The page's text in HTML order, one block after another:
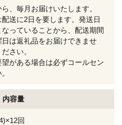
、毎月お届けいたします。
送に2日を要します。発送日
っていることから、配送期間
は返礼品をお届けできませ
さい。
がある場合は必ずコールセン
内容量
回